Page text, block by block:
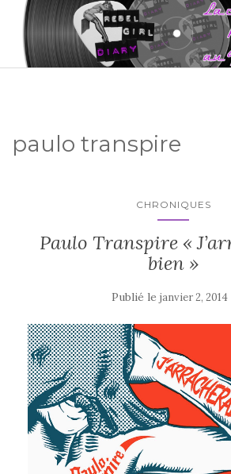
paulo transpire
CHRONIQUES
Paulo Transpire «
bien »
Publié le janvier 2, 2014